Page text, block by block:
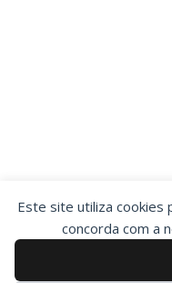
Este site utiliza cookies
concorda com a